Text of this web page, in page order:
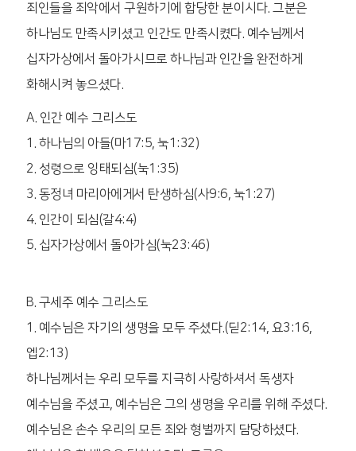
죄인들을 죄악에서 구원하기에 합당한 분이시다. 그분은
하나님도 만족시키셨고 인간도 만족시켰다. 예수님께서
십자가상에서 돌아가시므로 하나님과 인간을 완전하게
화해시켜 놓으셨다.
A. 인간 예수 그리스도
1. 하나님의 아들(마17:5, 눅1:32)
2. 성령으로 잉태되심(눅1:35)
3. 동정녀 마리아에게서 탄생하심(사9:6, 눅1:27)
4. 인간이 되심(갈4:4)
5. 십자가상에서 돌아가심(눅23:46)
B. 구세주 예수 그리스도
1. 예수님은 자기의 생명을 모두 주셨다.(딛2:14, 요3:16,
엡2:13)
하나님께서는 우리 모두를 지극히 사랑하셔서 독생자
예수님을 주셨고, 예수님은 그의 생명을 우리를 위해 주셨다.
예수님은 손수 우리의 모든 죄와 형벌까지 담당하셨다.